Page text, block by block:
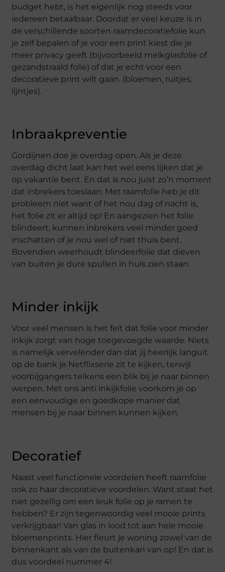
budget hebt, is het eigenlijk nog steeds voor
iedereen betaalbaar. Doordat er veel keuze is in
de verschillende soorten raamdecoratiefolie kun
je zelf bepalen of je voor een print kiest die je
meer privacy geeft (bijvoorbeeld melkglasfolie of
gezandstraald folie) of dat je echt voor een
decoratieve print wilt gaan. (bloemen, ruitjes,
lijntjes).
Inbraakpreventie
Gordijnen doe je overdag open. Als je deze
overdag dicht laat kan het wel eens lijken dat je
op vakantie bent. En dat is nou juist zo’n moment
dat inbrekers toeslaan. Met raamfolie heb je dit
probleem niet want of het nou dag of nacht is,
het folie zit er altijd op! En aangezien het folie
blindeert, kunnen inbrekers veel minder goed
inschatten of je nou wel of niet thuis bent.
Bovendien weerhoudt blindeerfolie dat dieven
van buiten je dure spullen in huis zien staan.
Minder inkijk
Voor veel mensen is het feit dat folie voor minder
inkijk zorgt van hoge toegevoegde waarde. Niets
is namelijk vervelender dan dat jij heerlijk languit
op de bank je Netflixserie zit te kijken, terwijl
voorbijgangers telkens een blik bij je naar binnen
werpen. Met ons anti inkijkfolie voorkom je op
een eenvoudige en goedkope manier dat
mensen bij je naar binnen kunnen kijken.
Decoratief
Naast veel functionele voordelen heeft raamfolie
ook zo haar decoratieve voordelen. Want staat het
niet gezellig om een leuk folie op je ramen te
hebben? Er zijn tegenwoordig veel mooie prints
verkrijgbaar! Van glas in lood tot aan hele mooie
bloemenprints. Hier fleurt je woning zowel van de
binnenkant als van de buitenkan van op! En dat is
dus voordeel nummer 4!